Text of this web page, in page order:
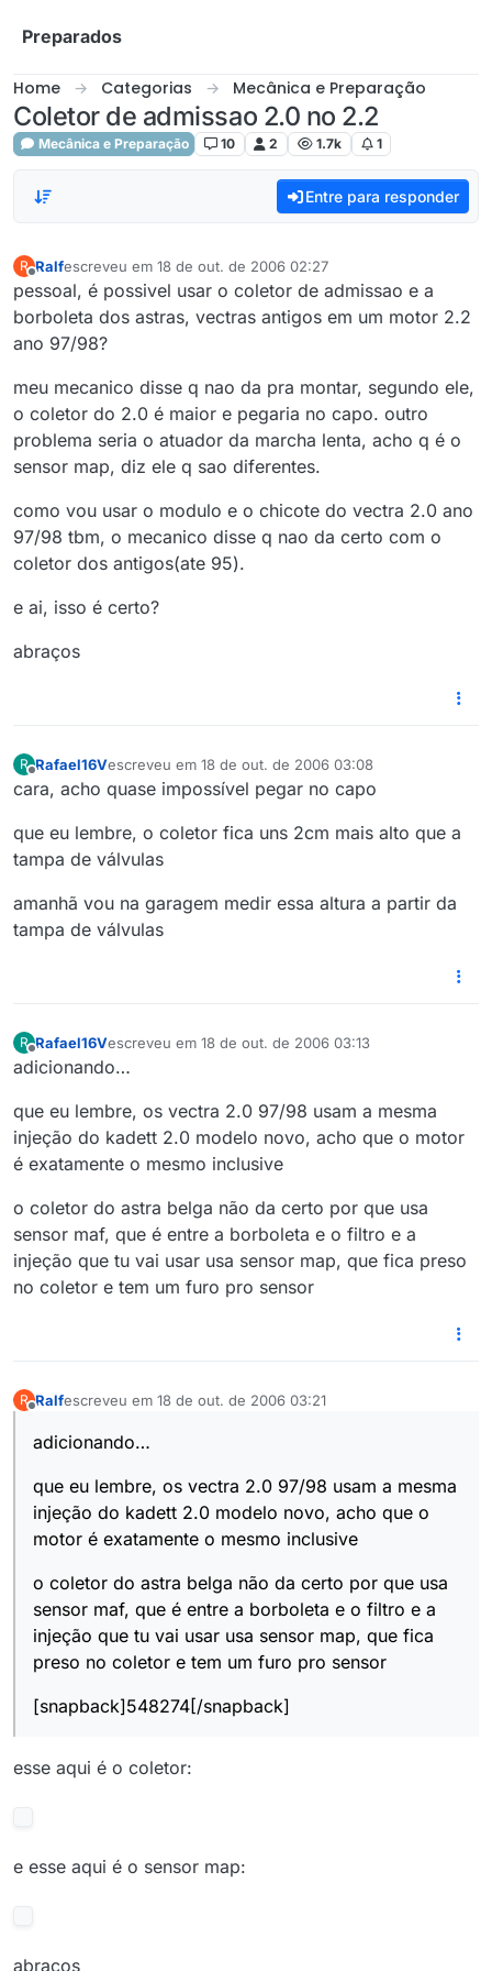
Preparados
Home Categorias Mecânica e Preparação
Coletor de admissao 2.0 no 2.2
Mecânica e Preparação 10 2 1.7k 1
Entre para responder
R
Offline
Ralfescreveu em 18 de out. de 2006 02:27
última edição por
pessoal, é possivel usar o coletor de admissao e a
borboleta dos astras, vectras antigos em um motor 2.2
ano 97/98?
meu mecanico disse q nao da pra montar, segundo ele,
o coletor do 2.0 é maior e pegaria no capo. outro
problema seria o atuador da marcha lenta, acho q é o
sensor map, diz ele q sao diferentes.
como vou usar o modulo e o chicote do vectra 2.0 ano
97/98 tbm, o mecanico disse q nao da certo com o
coletor dos antigos(ate 95).
e ai, isso é certo?
abraços
R Rafael16Vescreveu em 18 de out. de 2006 03:08
última edição por
cara, acho quase impossível pegar no capo
que eu lembre, o coletor fica uns 2cm mais alto que a
tampa de válvulas
amanhã vou na garagem medir essa altura a partir da
tampa de válvulas
R
Offline
Rafael16Vescreveu em 18 de out. de 2006 03:13
última edição por
adicionando…
que eu lembre, os vectra 2.0 97/98 usam a mesma
injeção do kadett 2.0 modelo novo, acho que o motor
é exatamente o mesmo inclusive
o coletor do astra belga não da certo por que usa
sensor maf, que é entre a borboleta e o filtro e a
injeção que tu vai usar usa sensor map, que fica preso
no coletor e tem um furo pro sensor
R Ralfescreveu em 18 de out. de 2006 03:21
última edição por
adicionando…
que eu lembre, os vectra 2.0 97/98 usam a mesma
injeção do kadett 2.0 modelo novo, acho que o
motor é exatamente o mesmo inclusive
o coletor do astra belga não da certo por que usa
sensor maf, que é entre a borboleta e o filtro e a
injeção que tu vai usar usa sensor map, que fica
preso no coletor e tem um furo pro sensor
[snapback]548274[/snapback]
esse aqui é o coletor:
e esse aqui é o sensor map:
abraços